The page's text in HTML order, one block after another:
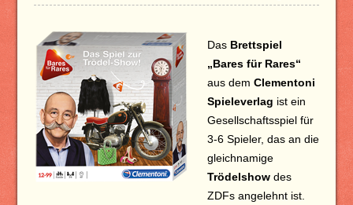
Das Brettspiel
„Bares für Rares“
aus dem Clementoni
Spieleverlag ist ein
Gesellschaftsspiel für
3-6 Spieler, das an die
gleichnamige
Trödelshowdes
ZDFs angelehnt ist.